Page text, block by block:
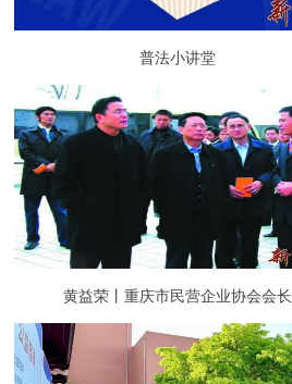
普法小讲堂
黄益荣丨重庆市民营企业协会会长